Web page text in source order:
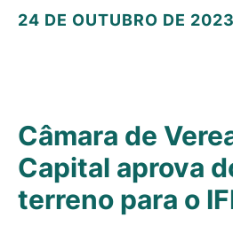
24 DE OUTUBRO DE 2023
Câmara de
Capital aprova
terreno para o